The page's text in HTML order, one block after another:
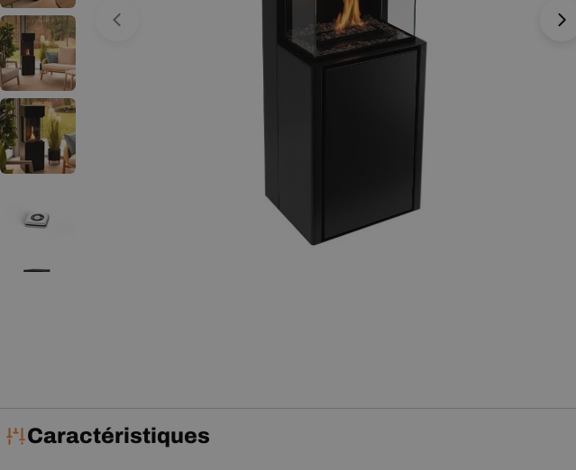
Ouvrir le média 0 en mode modal
Caractéristiques